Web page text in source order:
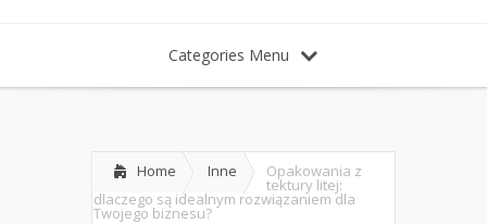
Categories Menu
Home Inne Opakowania z
tektury litej:
dlaczego są idealnym rozwiązaniem dla
Twojego biznesu?